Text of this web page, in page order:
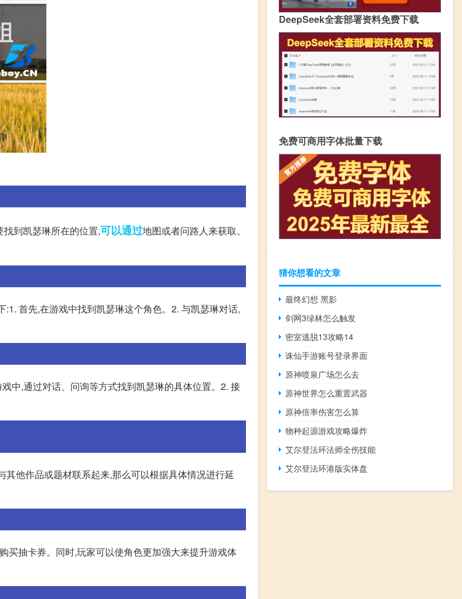
到凯瑟琳所在的位置,可以通过地图或者问路人来获取。
首先,在游戏中找到凯瑟琳这个角色。2. 与凯瑟琳对话,
中,通过对话、问询等方式找到凯瑟琳的具体位置。2. 接
他作品或题材联系起来,那么可以根据具体情况进行延
买抽卡券。同时,玩家可以使角色更加强大来提升游戏体
DeepSeek全套部署资料免费下载
免费可商用字体批量下载
猜你想看的文章
最终幻想 黑影
剑网3绿林怎么触发
密室逃脱13攻略14
诛仙手游账号登录界面
原神喷泉广场怎么去
原神世界怎么重置武器
原神倍率伤害怎么算
物种起源游戏攻略爆炸
艾尔登法环法师全伤技能
艾尔登法环港版实体盘